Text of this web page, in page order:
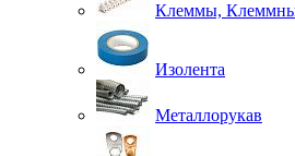
Клеммы,
Изолента
Металлорукав